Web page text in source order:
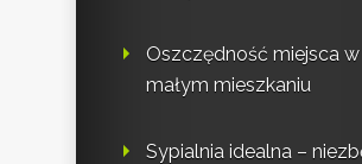
Oszczędność miejsca w
małym mieszkaniu
Sypialnia idealna –